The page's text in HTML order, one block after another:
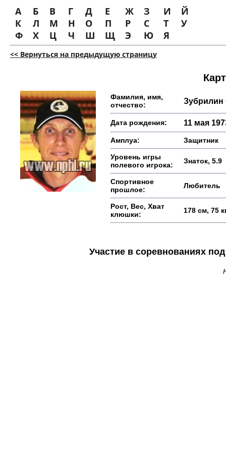
А Б В Г Д Е Ж З И
Й
К
Л М Н О П Р С Т
У
Ф
Х Ц Ч Ш Щ Э Ю Я
<< Вернуться на предыдущую страницу
Фамилия, имя,
отчество:
Зубрилин
Дата рождения: 11 мая
Амплуа: Защитник
Уровень игры
полевого игрока:
Знаток, 5.9
Спортивное
прошлое:
Любитель
Рост, Вес, Хват
клюшки:
178 см, 75
Участие в соревнованиях